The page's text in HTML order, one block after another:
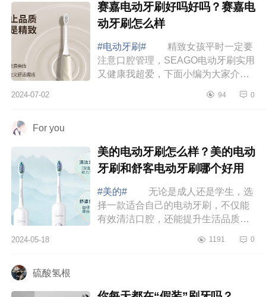
赛嘉电动牙刷好吗好吗？赛嘉电
动牙刷怎么样
#电动牙刷#
精致女孩平时一定要
注意口腔管理，SEAGO电动牙刷实用
又健康我超爱，下面小编为大家介绍
牙刷怎么样 赛嘉电动牙刷好吗好
2024-07-02 94 0
For you
美的电动牙刷怎么样？美的电动
牙刷和舒客电动牙刷哪个好用
#美的#
无论是成人还是学生，选
择一款适合自己的电动牙刷，不仅能
有效清洁口腔，还能提升生活品质，
怎么样？美的电动牙刷和舒客电动牙
2024-05-18 1191 0
硫酸氢根